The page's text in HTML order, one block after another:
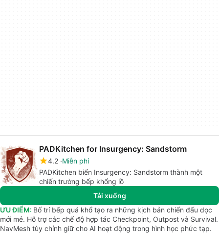
PADKitchen for Insurgency: Sandstorm
4.2 Miễn phí
PADKitchen biến Insurgency: Sandstorm thành một
chiến trường bếp khổng lồ
Tải xuống
ƯU ĐIỂM: Bố trí bếp quá khổ tạo ra những kịch bản chiến đấu dọc
mới mẻ. Hỗ trợ các chế độ hợp tác Checkpoint, Outpost và Survival.
NavMesh tùy chỉnh giữ cho AI hoạt động trong hình học phức tạp.